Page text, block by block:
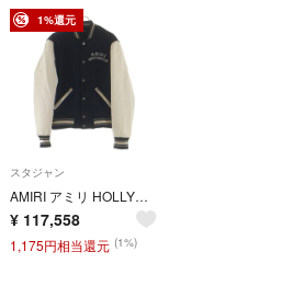
1%還元
スタジャン
AMIRI アミリ HOLLYWOOD BOMBER ボンバージャケット ロゴ刺繍 レザー切替スタジャン ブラック/ホワイト AMOUBB1066
¥ 117,558
1,175円相当還元 (1%)